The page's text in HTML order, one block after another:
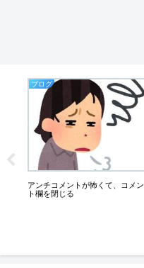
ブログ
アンチコメントが怖くて、コメン
ト欄を閉じる